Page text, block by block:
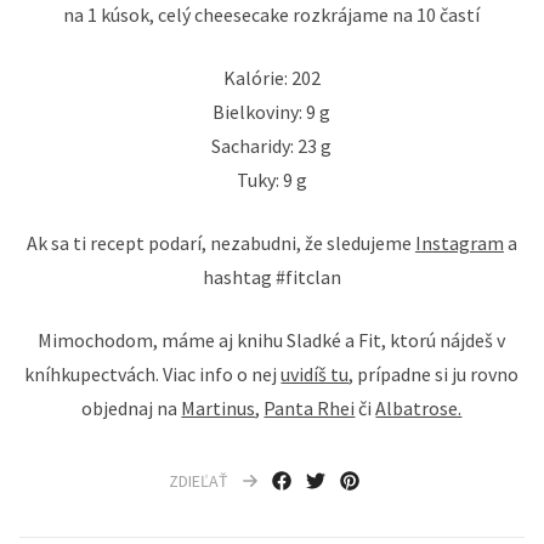
na 1 kúsok, celý cheesecake rozkrájame na 10 častí
Kalórie: 202
Bielkoviny: 9 g
Sacharidy: 23 g
Tuky: 9 g
Ak sa ti recept podarí, nezabudni, že sledujeme Instagram a
hashtag #fitclan
Mimochodom, máme aj knihu Sladké a Fit, ktorú nájdeš v
kníhkupectvách. Viac info o nejuvidíš tu, prípadne si ju rovno
objednaj na Martinus, Panta Rhei čiAlbatrose.
ZDIEĽAŤ